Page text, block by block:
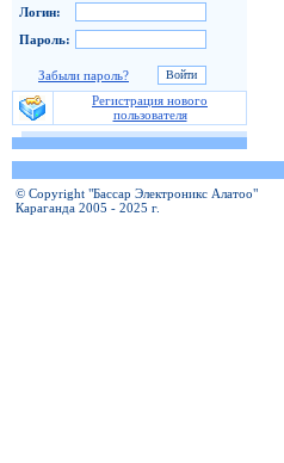
Логин:
Пароль:
Забыли пароль?
Регистрация нового
пользователя
© Copyright "Бассар Электроникс Алатоо"
Караганда 2005 - 2025 г.